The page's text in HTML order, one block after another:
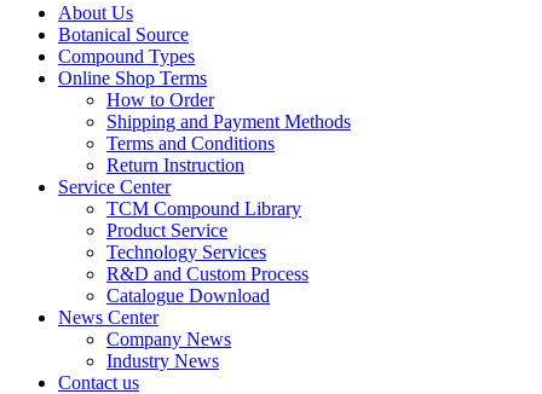
About Us
Botanical Source
Compound Types
Online Shop Terms
How to Order
Shipping and Payment Methods
Terms and Conditions
Return Instruction
Service Center
TCM Compound Library
Product Service
Technology Services
R&D and Custom Process
Catalogue Download
News Center
Company News
Industry News
Contact us